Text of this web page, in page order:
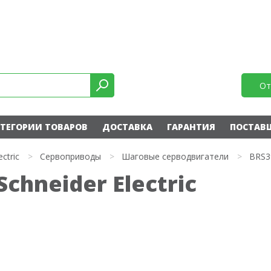
ТОВАРОВ ДОСТАВКА ГАРАНТИЯ
> Сервоприводы > Шаговые серводвигатели >
Electric